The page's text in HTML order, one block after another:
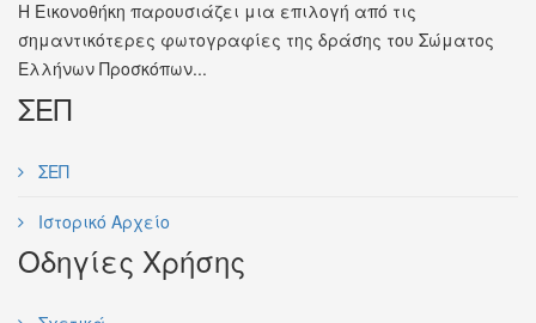
Η Εικονοθήκη παρουσιάζει μια επιλογή από τις
σημαντικότερες φωτογραφίες της δράσης του Σώματος
Ελλήνων Προσκόπων...
ΣΕΠ
ΣΕΠ
Ιστορικό Αρχείο
Οδηγίες Χρήσης